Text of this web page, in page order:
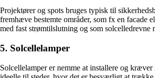
Projektører og spots bruges typisk til
fremhæve bestemte områder, som fx en facade
med fast strømtilslutning og som solcelledrevne
5. Solcellelamper
Solcellelamper er nemme at installere og